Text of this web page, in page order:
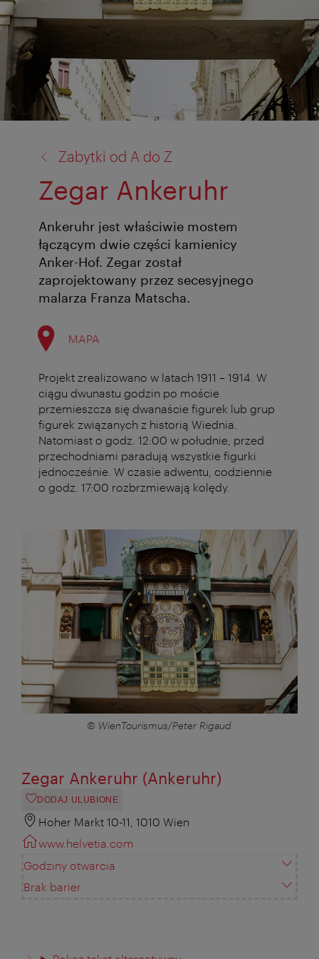
Zabytki od A do Z
Zegar Ankeruhr
Ankeruhr jest właściwie mostem
łączącym dwie części kamienicy
Anker-Hof. Zegar został
zaprojektowany przez secesyjnego
malarza Franza Matscha.
MAPA
Projekt zrealizowano w latach 1911 – 1914. W
ciągu dwunastu godzin po moście
przemieszcza się dwanaście figurek lub grup
figurek związanych z historią Wiednia.
Natomiast o godz. 12:00 w południe, przed
przechodniami paradują wszystkie figurki
jednocześnie. W czasie adwentu, codziennie
o godz. 17:00 rozbrzmiewają kolędy.
© WienTourismus/Peter Rigaud
Zegar Ankeruhr (Ankeruhr)
DODAJ ULUBIONE
Hoher Markt 10-11, 1010 Wien
www.helvetia.com
Godziny otwarcia
Brak barier